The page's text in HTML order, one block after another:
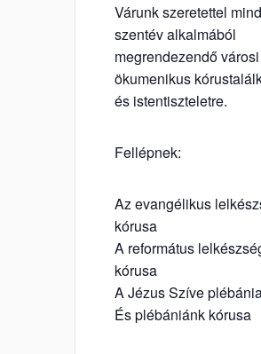
Várunk szeretettel
szentév alkalmából
megrendezendő városi
ökumenikus
és istentiszteletre.
Fellépnek:
Az evangélikus
kórusa
A református
kórusa
A Jézus Szíve
És plébániánk kórusa